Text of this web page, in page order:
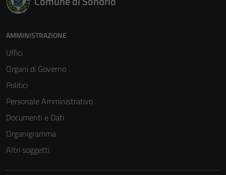
AMMINISTRAZIONE
Uffici
Organi di Governo
Politici
Personale Amministrativo
Documenti e Dati
Organigramma
Altri soggetti